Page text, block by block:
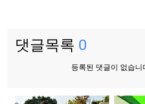
댓글목록 0
등록된 댓글이 없습니